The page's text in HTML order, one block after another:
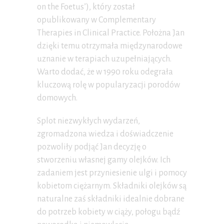
on the Foetus’), który został
opublikowany w Complementary
Therapies in Clinical Practice. Położna Jan
dzięki temu otrzymała międzynarodowe
uznanie w terapiach uzupełniających.
Warto dodać, że w 1990 roku odegrała
kluczową rolę w popularyzacji porodów
domowych.
Splot niezwykłych wydarzeń,
zgromadzona wiedza i doświadczenie
pozwoliły podjąć Jan decyzję o
stworzeniu własnej gamy olejków. Ich
zadaniem jest przyniesienie ulgi i pomocy
kobietom ciężarnym. Składniki olejków są
naturalne zaś składniki idealnie dobrane
do potrzeb kobiety w ciąży, połogu bądź